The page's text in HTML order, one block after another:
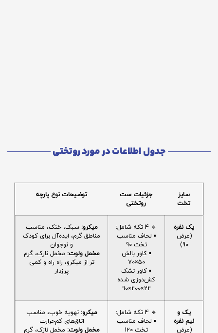
جدول اطلاعات در مورد روتختی
سایز
تخت
جزئیات ست
روتختی
توضیحات نوع پارچه
یک نفره
(عرض
90)
🔹 4 تکه شامل:
▪️ لحاف مناسب
تخت 90
▪️ کاور بالش
50×70
▪️ کاور تشک
کش‌دوزی شده
22×200×90
میکرو: سبک، خنک، مناسب
مناطق گرم، ایده‌آل برای کودک
و نوجوان
مخمل ولوت: مخمل نازک، گرم
تر از میکرو، راه راه و کمی
پرزدار
یک و
نیم نفره
(عرض
🔹 4 تکه شامل:
▪️ لحاف مناسب
تخت 120
میکرو: تهویه خوب، مناسب
اتاق‌های کم‌حرارت
مخمل ولوت: مخمل نازک، گرم